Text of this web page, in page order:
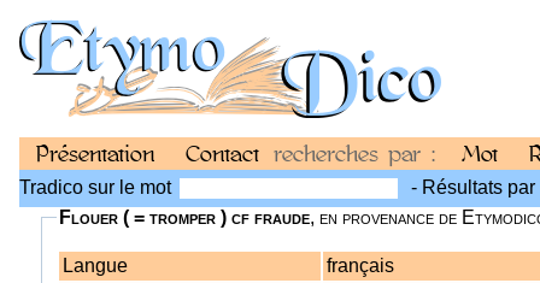
Présentation Contact recherches par : Mot
Tradico sur le mot
- Résultats
Flouer ( = tromper ) cf fraude, en provenance de
Langue
français